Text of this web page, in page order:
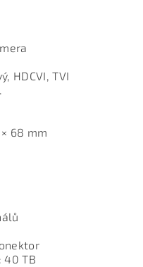
HDCVI, TVI
68 mm
40 TB